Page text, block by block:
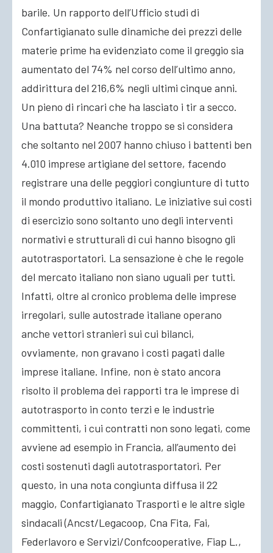
barile. Un rapporto dell’Ufficio studi di
Confartigianato sulle dinamiche dei prezzi delle
materie prime ha evidenziato come il greggio sia
aumentato del 74% nel corso dell’ultimo anno,
addirittura del 216,6% negli ultimi cinque anni.
Un pieno di rincari che ha lasciato i tir a secco.
Una battuta? Neanche troppo se si considera
che soltanto nel 2007 hanno chiuso i battenti ben
4.010 imprese artigiane del settore, facendo
registrare una delle peggiori congiunture di tutto
il mondo produttivo italiano. Le iniziative sui costi
di esercizio sono soltanto uno degli interventi
normativi e strutturali di cui hanno bisogno gli
autotrasportatori. La sensazione è che le regole
del mercato italiano non siano uguali per tutti.
Infatti, oltre al cronico problema delle imprese
irregolari, sulle autostrade italiane operano
anche vettori stranieri sui cui bilanci,
ovviamente, non gravano i costi pagati dalle
imprese italiane. Infine, non è stato ancora
risolto il problema dei rapporti tra le imprese di
autotrasporto in conto terzi e le industrie
committenti, i cui contratti non sono legati, come
avviene ad esempio in Francia, all’aumento dei
costi sostenuti dagli autotrasportatori. Per
questo, in una nota congiunta diffusa il 22
maggio, Confartigianato Trasporti e le altre sigle
sindacali (Ancst/Legacoop, Cna Fita, Fai,
Federlavoro e Servizi/Confcooperative, Fiap L.,